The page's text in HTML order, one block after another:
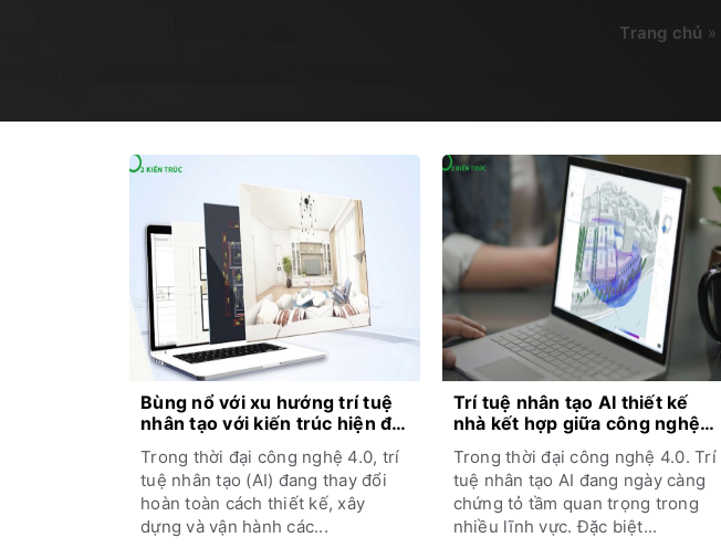
Trang chủ »
Bùng nổ với xu hướng trí tuệ
nhân tạo với kiến trúc hiện đại
– Bạn đã biết chưa?
Trong thời đại công nghệ 4.0, trí
tuệ nhân tạo (AI) đang thay đổi
hoàn toàn cách thiết kế, xây
dựng và vận hành các...
Trí tuệ nhân tạo AI thiết kế
nhà kết hợp giữa công nghệ
và kiến trúc
Trong thời đại công nghệ 4.0. Trí
tuệ nhân tạo AI đang ngày càng
chứng tỏ tầm quan trọng trong
nhiều lĩnh vực. Đặc biệt...